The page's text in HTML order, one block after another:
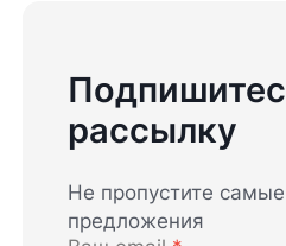
рассылку
Не пропустите
предложения